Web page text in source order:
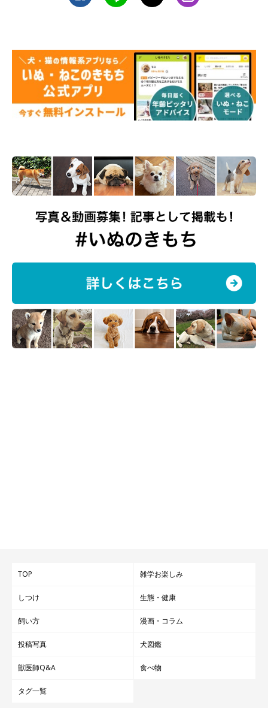
TOP 雑学お楽しみ
しつけ 生態・健康
飼い方 漫画・コラム
投稿写真 犬図鑑
獣医師Q&A 食べ物
タグ一覧